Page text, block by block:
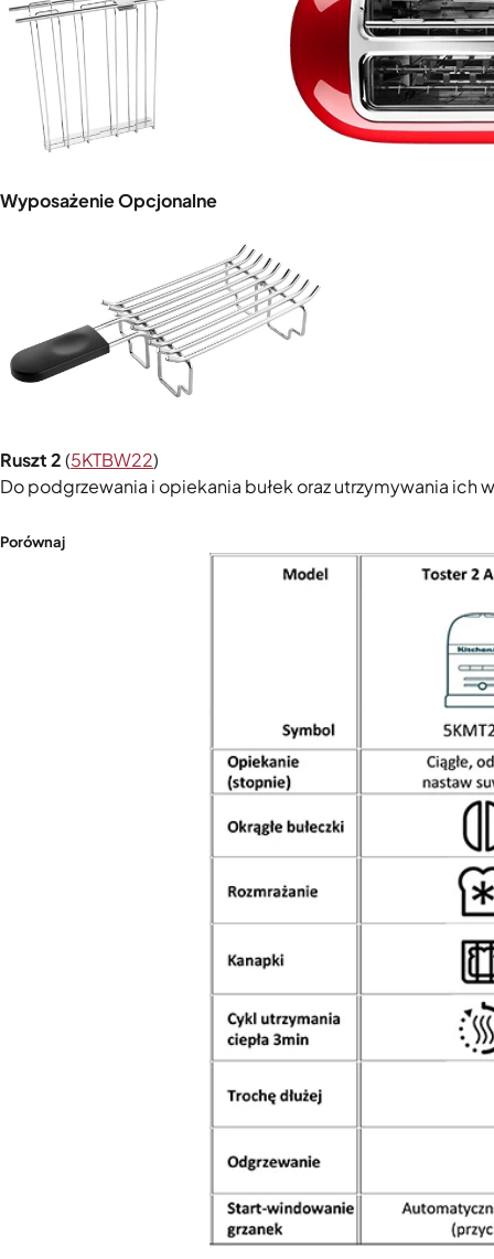
Wyposażenie Opcjonalne
Ruszt 2(5KTBW22)
Do podgrzewania i opiekania bułek oraz utrzymywania ich
Porównaj